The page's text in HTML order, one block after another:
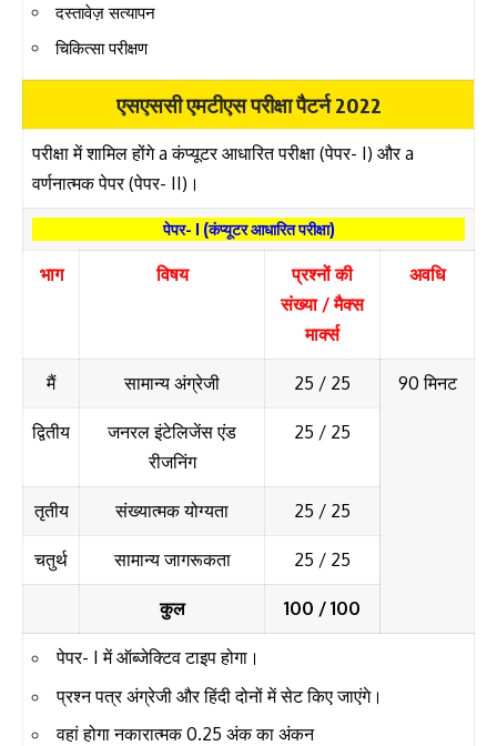
दस्तावेज़ सत्यापन
चिकित्सा परीक्षण
एसएससी एमटीएस परीक्षा पैटर्न 2022
परीक्षा में शामिल होंगे a कंप्यूटर आधारित परीक्षा (पेपर- I) और a
वर्णनात्मक पेपर (पेपर- II)।
पेपर- I (कंप्यूटर आधारित परीक्षा)
भाग विषय
प्रश्नों की
संख्या / मैक्स
मार्क्स
अवधि
मैं सामान्य अंग्रेजी 25 / 25 90 मिनट
द्वितीय
जनरल इंटेलिजेंस एंड
रीजनिंग
25 / 25
तृतीय संख्यात्मक योग्यता 25 / 25
चतुर्थ सामान्य जागरूकता 25 / 25
कुल 100 / 100
पेपर- I में ऑब्जेक्टिव टाइप होगा।
प्रश्न पत्र अंग्रेजी और हिंदी दोनों में सेट किए जाएंगे।
वहां होगा नकारात्मक 0.25 अंक का अंकन